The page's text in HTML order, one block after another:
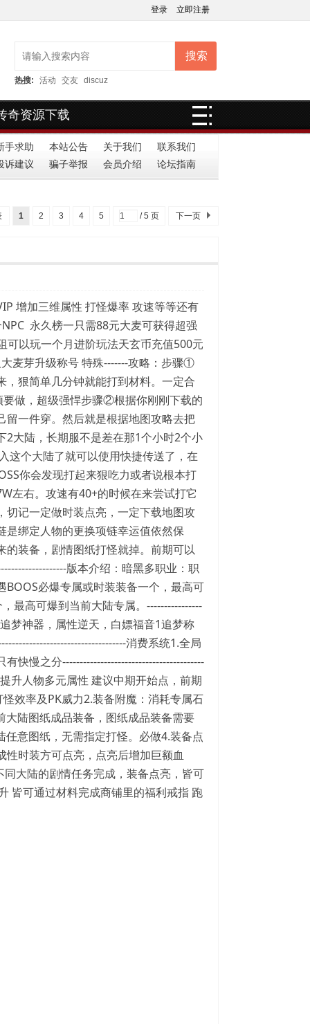
登录 立即注册
搜索
热搜: 活动 交友 discuz
奇资源下载
手求助 本站公告 关于我们
联系我们
诉建议
骗子举报 会员介绍 论坛指南
1 2 3 4 5 / 5 页 下一页
增加三维属性 打怪爆率 攻速等等还有
永久榜一只需88元大麦可获得超强
以玩一个月进阶玩法天玄币充值500元
麦芽升级称号 特殊-------攻略：步骤①
狠简单几分钟就能打到材料。一定合
做，超级强悍步骤②根据你刚刚下载的
留一件穿。然后就是根据地图攻略去把
大陆，长期服不是差在那1个小时2个小
这个大陆了就可以使用快捷传送了，在
你会发现打起来狠吃力或者说根本打
左右。攻速有40+的时候在来尝试打它
记一定做时装点亮，一定下载地图攻
绑定人物的更换项链幸运值依然保
装备，剧情图纸打怪就掉。前期可以
版本介绍：暗黑多职业：职
必爆专属或时装装备一个，最高可
最高可爆到当前大陆专属。----------------
梦神器，属性逆天，白嫖福音1追梦称
消费系统1.全局
快慢之分-----------------------------------------
升人物多元属性 建议中期开始点，前期
效率及PK威力2.装备附魔：消耗专属石
大陆图纸成品装备，图纸成品装备需要
意图纸，无需指定打怪。必做4.装备点
时装方可点亮，点亮后增加巨额血
大陆的剧情任务完成，装备点亮，皆可
皆可通过材料完成商铺里的福利戒指 跑